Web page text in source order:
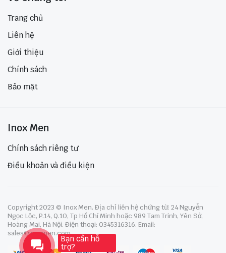
Trang chủ
Liên hệ
Giới thiệu
Chính sách
Bảo mật
Inox Men
Chính sách riêng tư
Điều khoản và điều kiện
Copyright 2023 © Inox Men. Địa chỉ liên hệ chứng từ: 24 Nguyễn
Ngọc Lộc, P.14, Q.10, Tp Hồ Chí Minh hoặc 989 Tam Trinh, Yên Sở,
Hoàng Mai, Hà Nội. Điện thoại: 0345316316. Email:
sales@inoxmen.com
Bạn cần hỗ
trợ?